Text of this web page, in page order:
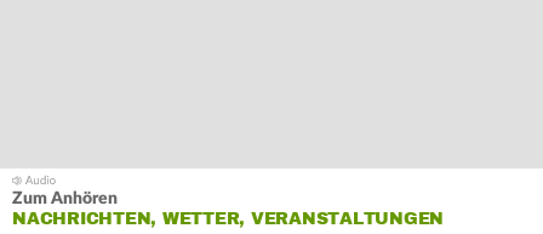
Zum Anhören
NACHRICHTEN, WETTER, VERANSTALTUNGEN